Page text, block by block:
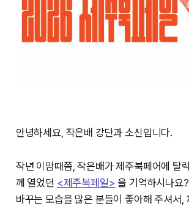
안녕하세요, 작은배 강단과 소신입니다.
작년 이맘때쯤, 작은배가 제주북페어에 탈
께 열었던 <제주북페일> 을 기억하시나요
바꾸는 모습을 많은 분들이 좋아해 주셔서,